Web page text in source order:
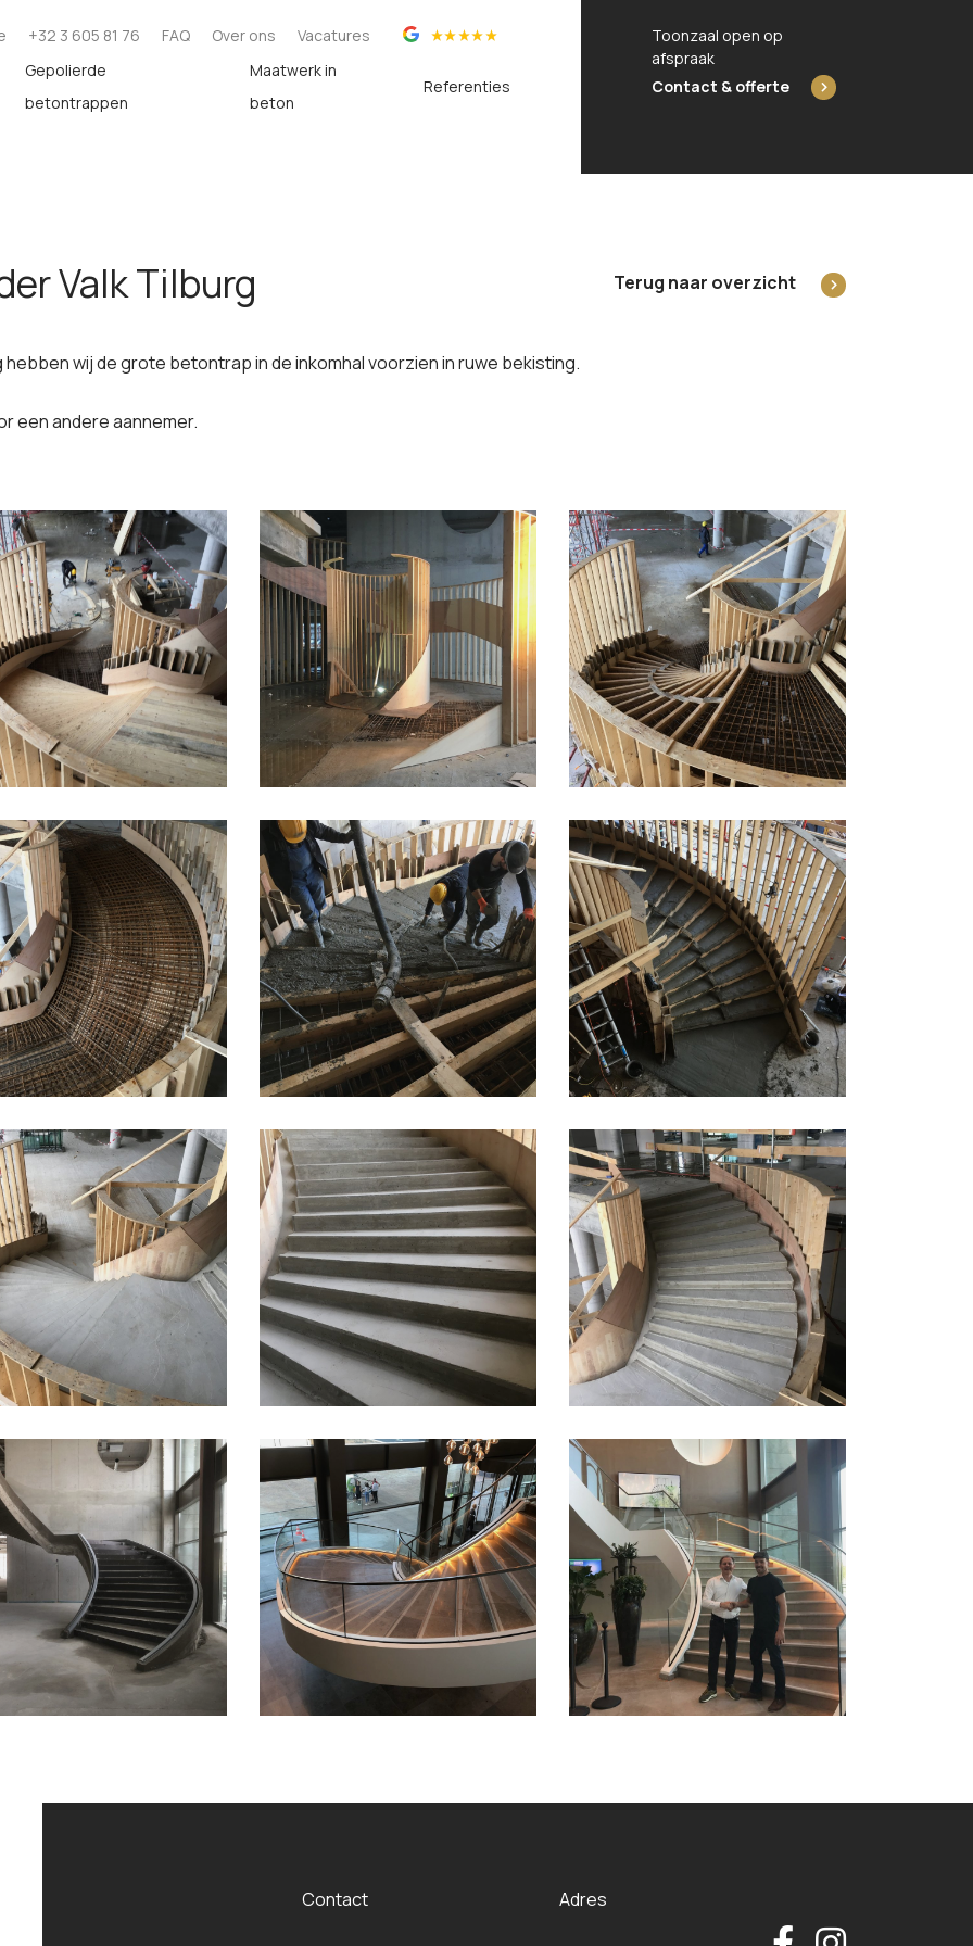
Gepolierde
betontrappen
Maatwerk in
beton
Referenties
Toonzaal open op
afspraak
Contact & offerte
+32 3 605 81 76 FAQ Over ons Vacatures
Terug naar overzicht
Valk Tilburg
hebben wij de grote betontrap in de inkomhal voorzien in ruwe bekisting.
een andere aannemer.
Contact Adres